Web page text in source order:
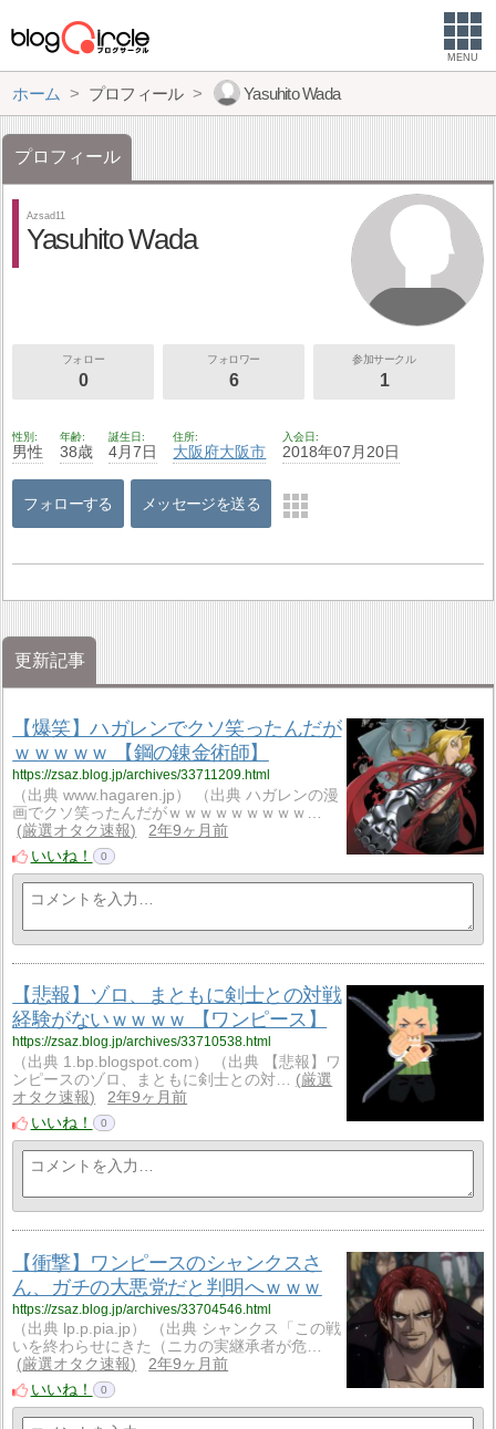
MENU
ホーム プロフィール Yasuhito Wada
プロフィール
Azsad11
Yasuhito Wada
フォロー
0
フォロワー
6
参加サークル
1
性別
男性
年齢
38歳
誕生日
4月7日
住所
大阪府大阪市
入会日
2018年07月20日
フォローする メッセージを送る
更新記事
【爆笑】ハガレンでクソ笑ったんだが
ｗｗｗｗｗ 【鋼の錬金術師】
https://zsaz.blog.jp/archives/33711209.html
（出典 www.hagaren.jp） （出典 ハガレンの漫
画でクソ笑ったんだがｗｗｗｗｗｗｗｗｗ…
厳選オタク速報
2年9ヶ月前
いいね！
0
【悲報】ゾロ、まともに剣士との対戦
経験がないｗｗｗｗ 【ワンピース】
https://zsaz.blog.jp/archives/33710538.html
（出典 1.bp.blogspot.com） （出典 【悲報】ワ
ンピースのゾロ、まともに剣士との対…
厳選
オタク速報
2年9ヶ月前
いいね！
0
【衝撃】ワンピースのシャンクスさ
ん、ガチの大悪党だと判明へｗｗｗ
https://zsaz.blog.jp/archives/33704546.html
（出典 lp.p.pia.jp） （出典 シャンクス「この戦
いを終わらせにきた（ニカの実継承者が危…
厳選オタク速報
2年9ヶ月前
いいね！
0